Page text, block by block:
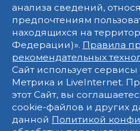
анализа сведений,
предпочтениям
находящихся на
Федерации)». Правила
рекомендательных
Сайт использует
Метрика и LiveInternet.
этот Сайт, вы
cookie-файлов и других
данной Политикой